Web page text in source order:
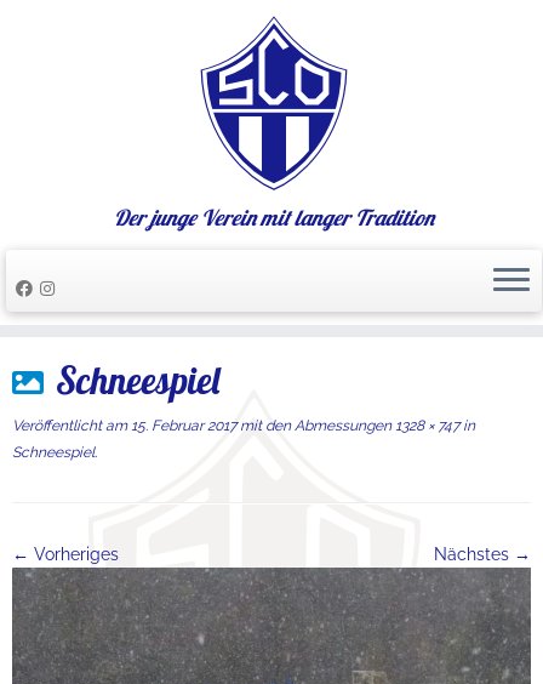
Inhalt
Der junge Verein mit langer Tradition
Schneespiel
Veröffentlicht am 15. Februar 2017mit den Abmessungen1328 × 747in
Schneespiel.
← Vorheriges Nächstes →